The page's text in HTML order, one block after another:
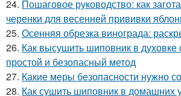
24. Пошаговое руководство: как
черенки для весенней прививки
25. Осенняя обрезка винограда:
26. Как высушить шиповник в духовке
простой и безопасный метод
27. Какие меры безопасности нужно
28. Как сушить шиповник в домашних